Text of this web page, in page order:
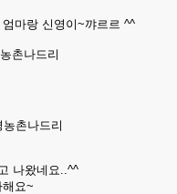
마랑 신영이~꺄르르 ^^
나왔네요..^^
요~